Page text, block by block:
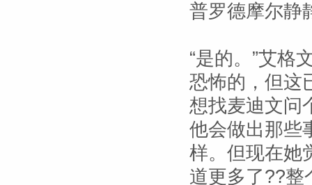
普罗德摩尔静
“是的。”艾格
恐怖的，但这
想找麦迪文问
他会做出那些
样。但现在她
道更多了??整